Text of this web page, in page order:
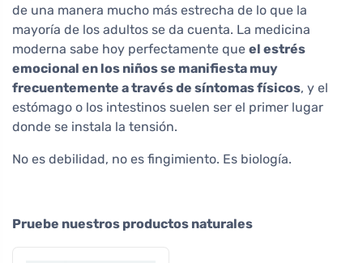
de una manera mucho más estrecha de lo que la
mayoría de los adultos se da cuenta. La medicina
moderna sabe hoy perfectamente que el estrés
emocional en los niños se manifiesta muy
frecuentemente a través de síntomas físicos, y el
estómago o los intestinos suelen ser el primer lugar
donde se instala la tensión.
No es debilidad, no es fingimiento. Es biología.
Pruebe nuestros productos naturales